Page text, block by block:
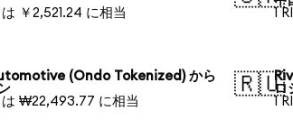
￥2,521.24 に相当
1
(Ondo Tokenized) から
は ₩22,493.77 に相当
🇷🇺
ロ
1